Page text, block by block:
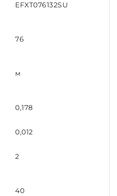
EFXT076132SU
76
м
0,178
0,012
2
40